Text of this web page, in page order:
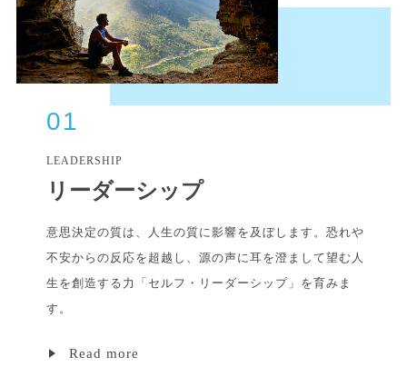
01
LEADERSHIP
リーダーシップ
意思決定の質は、人生の質に影響を及ぼします。恐れや
不安からの反応を超越し、源の声に耳を澄まして望む人
生を創造する力「セルフ・リーダーシップ」を育みま
す。
Read more